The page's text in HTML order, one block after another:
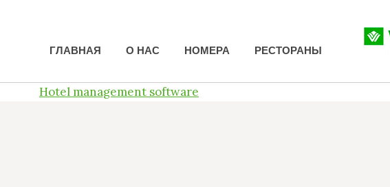
ГЛАВНАЯ О НАС НОМЕРА РЕСТОРАНЫ
Hotel management software
ГЛАВНАЯ О НАС НОМЕРА РЕСТОРАНЫ